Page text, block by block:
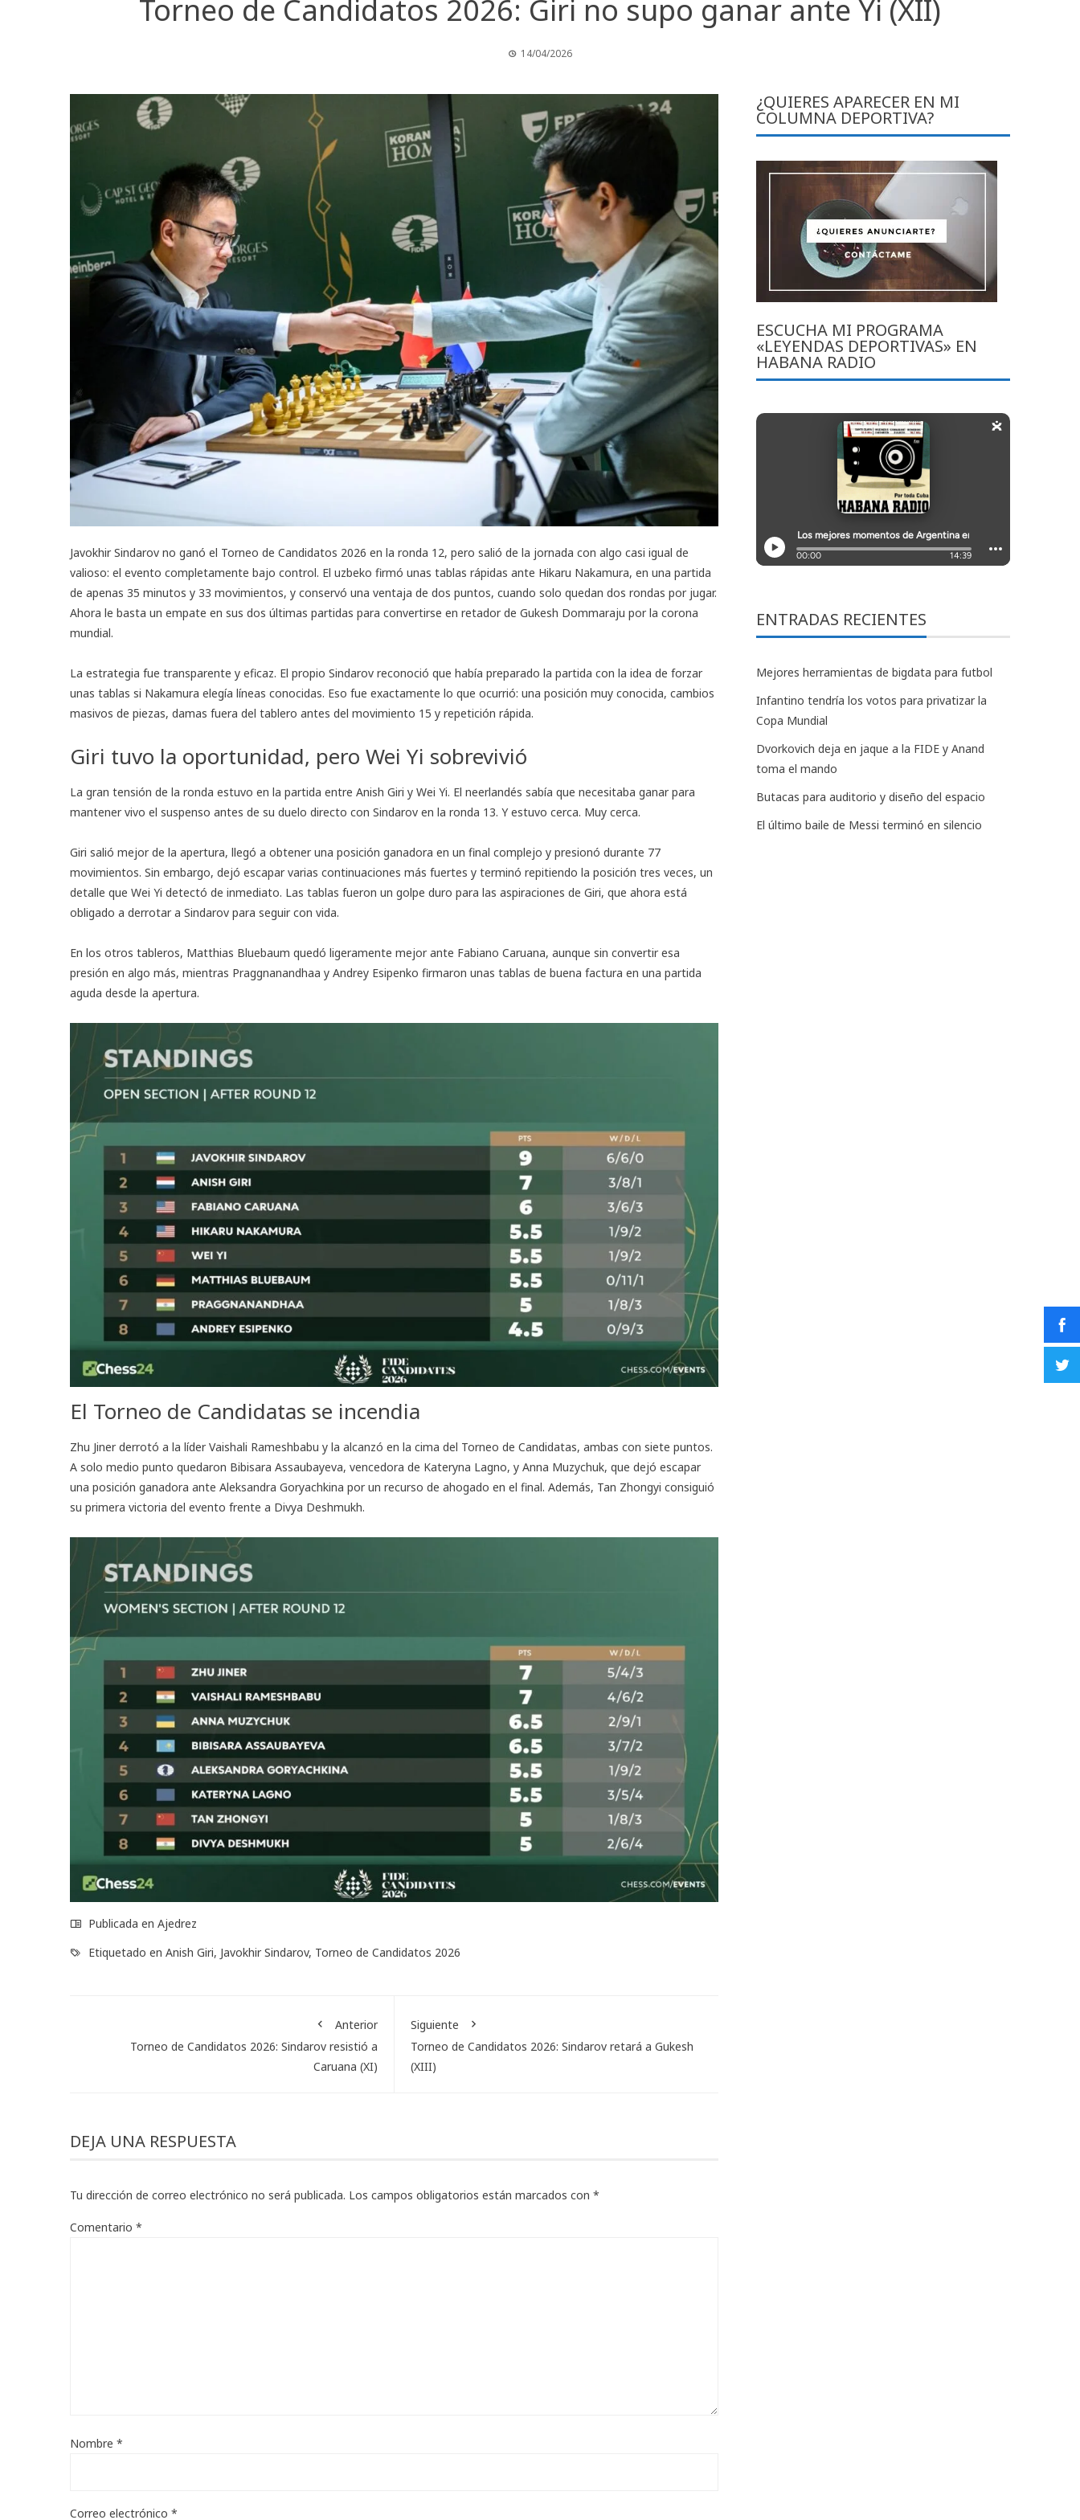
Torneo de Candidatos 2026: Giri no supo ganar ante Yi (XII)
14/04/2026
Javokhir Sindarov no ganó el Torneo de Candidatos 2026 en la ronda 12, pero salió de la jornada con algo casi igual de
valioso: el evento completamente bajo control. El uzbeko firmó unas tablas rápidas ante Hikaru Nakamura, en una partida
de apenas 35 minutos y 33 movimientos, y conservó una ventaja de dos puntos, cuando solo quedan dos rondas por jugar.
Ahora le basta un empate en sus dos últimas partidas para convertirse en retador de Gukesh Dommaraju por la corona
mundial.
La estrategia fue transparente y eficaz. El propio Sindarov reconoció que había preparado la partida con la idea de forzar
unas tablas si Nakamura elegía líneas conocidas. Eso fue exactamente lo que ocurrió: una posición muy conocida, cambios
masivos de piezas, damas fuera del tablero antes del movimiento 15 y repetición rápida.
Giri tuvo la oportunidad, pero Wei Yi sobrevivió
La gran tensión de la ronda estuvo en la partida entre Anish Giri y Wei Yi. El neerlandés sabía que necesitaba ganar para
mantener vivo el suspenso antes de su duelo directo con Sindarov en la ronda 13. Y estuvo cerca. Muy cerca.
Giri salió mejor de la apertura, llegó a obtener una posición ganadora en un final complejo y presionó durante 77
movimientos. Sin embargo, dejó escapar varias continuaciones más fuertes y terminó repitiendo la posición tres veces, un
detalle que Wei Yi detectó de inmediato. Las tablas fueron un golpe duro para las aspiraciones de Giri, que ahora está
obligado a derrotar a Sindarov para seguir con vida.
En los otros tableros, Matthias Bluebaum quedó ligeramente mejor ante Fabiano Caruana, aunque sin convertir esa
presión en algo más, mientras Praggnanandhaa y Andrey Esipenko firmaron unas tablas de buena factura en una partida
aguda desde la apertura.
El Torneo de Candidatas se incendia
Zhu Jiner derrotó a la líder Vaishali Rameshbabu y la alcanzó en la cima del Torneo de Candidatas, ambas con siete puntos.
A solo medio punto quedaron Bibisara Assaubayeva, vencedora de Kateryna Lagno, y Anna Muzychuk, que dejó escapar
una posición ganadora ante Aleksandra Goryachkina por un recurso de ahogado en el final. Además, Tan Zhongyi consiguió
su primera victoria del evento frente a Divya Deshmukh.
Publicada en Ajedrez
Etiquetado en Anish Giri, Javokhir Sindarov, Torneo de Candidatos 2026
Anterior
Torneo de Candidatos 2026: Sindarov resistió a
Caruana (XI)
Siguiente
Torneo de Candidatos 2026: Sindarov retará a Gukesh
(XIII)
DEJA UNA RESPUESTA
Tu dirección de correo electrónico no será publicada. Los campos obligatorios están marcados con *
Comentario *
Nombre *
Correo electrónico *
¿QUIERES APARECER EN MI
COLUMNA DEPORTIVA?
ESCUCHA MI PROGRAMA
«LEYENDAS DEPORTIVAS» EN
HABANA RADIO
ENTRADAS RECIENTES
Mejores herramientas de bigdata para futbol
Infantino tendría los votos para privatizar la
Copa Mundial
Dvorkovich deja en jaque a la FIDE y Anand
toma el mando
Butacas para auditorio y diseño del espacio
El último baile de Messi terminó en silencio